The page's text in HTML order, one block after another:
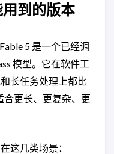
到的版本
5 是一个已经调
模型。它在软件工
长任务处理上都比
合更长、更复杂、更
这几类场景：